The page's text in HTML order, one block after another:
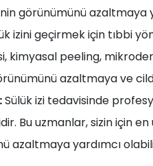
görünümünü azaltmaya
izini geçirmek için tıbbi
kimyasal peeling,
azaltmaya ve
Sülük izi tedavisinde
Bu uzmanlar, sizin için
azaltmaya yardımcı